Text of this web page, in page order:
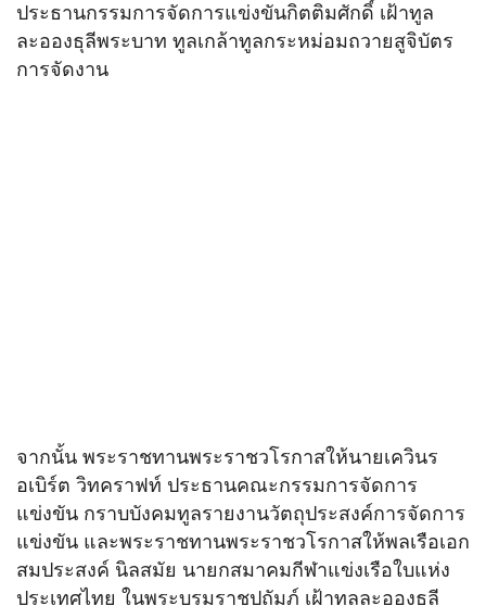
ประธานกรรมการจัดการแข่งขันกิตติมศักดิ์ เฝ้าทูล
ละอองธุลีพระบาท ทูลเกล้าทูลกระหม่อมถวายสูจิบัตร
การจัดงาน
จากนั้น พระราชทานพระราชวโรกาสให้นายเควินร
อเบิร์ต วิทคราฟท์ ประธานคณะกรรมการจัดการ
แข่งขัน กราบบังคมทูลรายงานวัตถุประสงค์การจัดการ
แข่งขัน และพระราชทานพระราชวโรกาสให้พลเรือเอก
สมประสงค์ นิลสมัย นายกสมาคมกีฬาแข่งเรือใบแห่ง
ประเทศไทย ในพระบรมราชูปถัมภ์ เฝ้าทูลละอองธุลี